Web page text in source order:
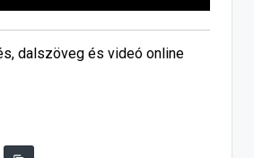
dalszöveg és videó online